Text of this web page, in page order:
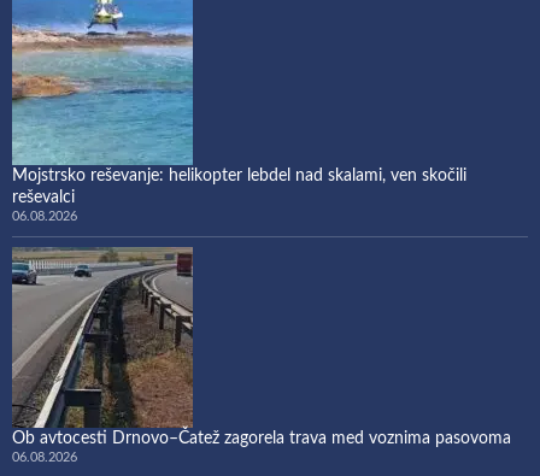
Mojstrsko reševanje: helikopter lebdel nad skalami, ven skočili
reševalci
06.08.2026
Ob avtocesti Drnovo–Čatež zagorela trava med voznima pasovoma
06.08.2026